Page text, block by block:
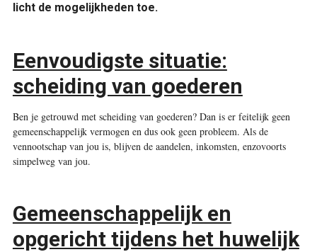
licht de mogelijkheden toe.
Eenvoudigste situatie:
scheiding van goederen
Ben je getrouwd met scheiding van goederen? Dan is er feitelijk geen
gemeenschappelijk vermogen en dus ook geen probleem. Als de
vennootschap van jou is, blijven de aandelen, inkomsten, enzovoorts
simpelweg van jou.
Gemeenschappelijk en
opgericht tijdens het huwelijk